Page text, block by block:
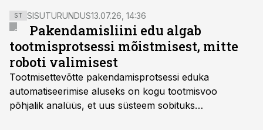
ST SISUTURUNDUS13.07.26, 14:36
Pakendamisliini edu algab
tootmisprotsessi mõistmisest, mitte
roboti valimisest
Tootmisettevõtte pakendamisprotsessi eduka
automatiseerimise aluseks on kogu tootmisvoo
põhjalik analüüs, et uus süsteem sobituks